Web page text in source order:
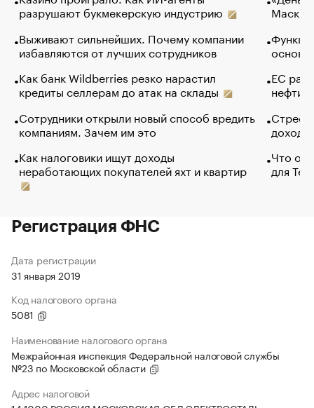
разрушают букмекерскую индустрию
Выживают сильнейших. Почему компании
избавляются от лучших сотрудников
Как банк Wildberries резко нарастил
кредиты селлерам до атак на склады
Сотрудники открыли новый способ вредить
компаниям. Зачем им это
Как налоговики ищут доходы
неработающих покупателей яхт и квартир
Маск в
основ
ЕС
нефти
Что
для
Регистрация ФНС
Дата регистрации
31 января 2019
Код налогового органа
5081
Наименование налогового органа
Межрайонная инспекция Федеральной налоговой службы
№23 по Московской области
Адрес налоговой